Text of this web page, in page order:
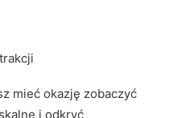
mieć okazję zobaczyć
i odkryć